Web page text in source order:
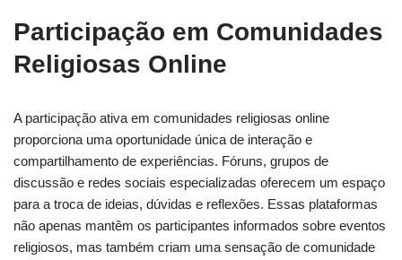
Participação em Comunidades
Religiosas Online
A participação ativa em comunidades religiosas online
proporciona uma oportunidade única de interação e
compartilhamento de experiências. Fóruns, grupos de
discussão e redes sociais especializadas oferecem um espaço
para a troca de ideias, dúvidas e reflexões. Essas plataformas
não apenas mantêm os participantes informados sobre eventos
religiosos, mas também criam uma sensação de comunidade